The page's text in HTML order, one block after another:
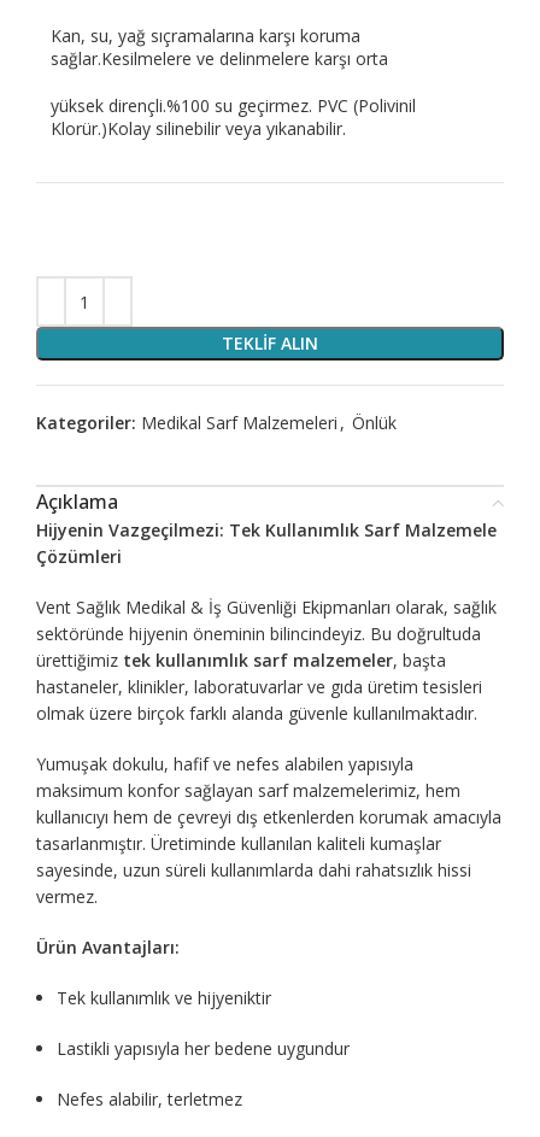
Kan, su, yağ sıçramalarına karşı koruma
sağlar.Kesilmelere ve delinmelere karşı orta
yüksek dirençli.%100 su geçirmez. PVC (Polivinil
Klorür.)Kolay silinebilir veya yıkanabilir.
TEKLIF ALIN
Kategoriler: Medikal Sarf Malzemeleri , Önlük
Açıklama
Hijyenin Vazgeçilmezi: Tek Kullanımlık Sarf Malzemele
Çözümleri
Vent Sağlık Medikal & İş Güvenliği Ekipmanları olarak, sağlık
sektöründe hijyenin öneminin bilincindeyiz. Bu doğrultuda
ürettiğimiz tek kullanımlık sarf malzemeler, başta
hastaneler, klinikler, laboratuvarlar ve gıda üretim tesisleri
olmak üzere birçok farklı alanda güvenle kullanılmaktadır.
Yumuşak dokulu, hafif ve nefes alabilen yapısıyla
maksimum konfor sağlayan sarf malzemelerimiz, hem
kullanıcıyı hem de çevreyi dış etkenlerden korumak amacıyla
tasarlanmıştır. Üretiminde kullanılan kaliteli kumaşlar
sayesinde, uzun süreli kullanımlarda dahi rahatsızlık hissi
vermez.
Ürün Avantajları:
Tek kullanımlık ve hijyeniktir
Lastikli yapısıyla her bedene uygundur
Nefes alabilir, terletmez